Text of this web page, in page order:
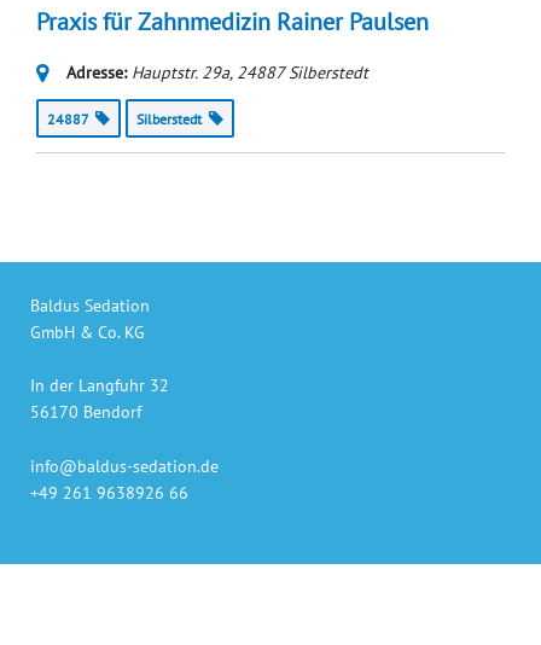
Praxis für Zahnmedizin Rainer Paulsen
Adresse: Hauptstr. 29a, 24887Silberstedt
24887 Silberstedt
Baldus Sedation
GmbH & Co. KG
In der Langfuhr 32
56170 Bendorf
info@baldus-sedation.de
+49 261 9638926 66